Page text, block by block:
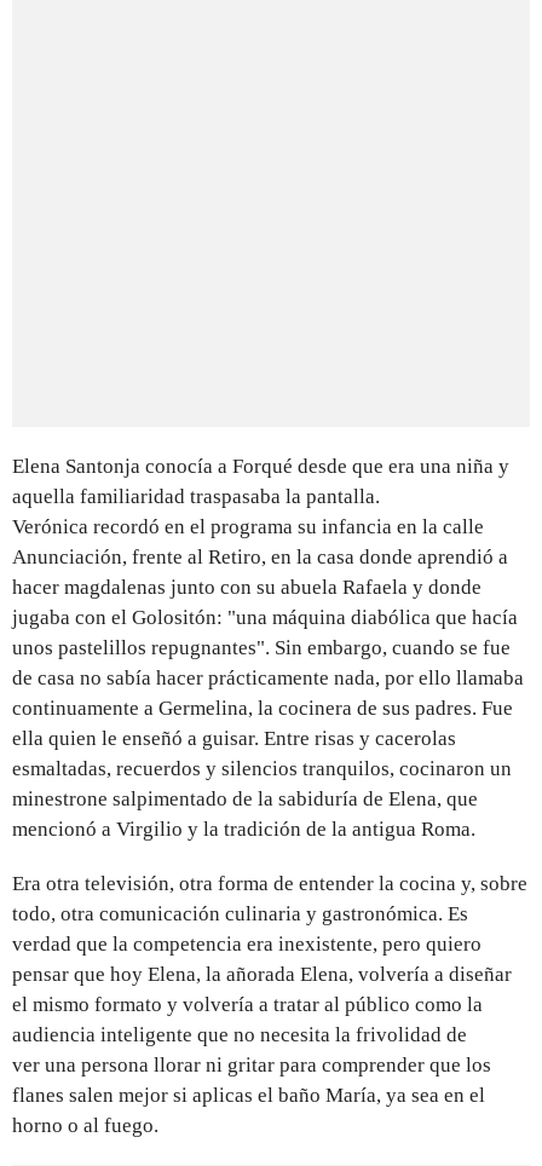
Elena Santonja conocía a Forqué desde que era una niña y
aquella familiaridad traspasaba la pantalla.
Verónica recordó en el programa su infancia en la calle
Anunciación, frente al Retiro, en la casa donde aprendió a
hacer magdalenas junto con su abuela Rafaela y donde
jugaba con el Golositón: "una máquina diabólica que hacía
unos pastelillos repugnantes". Sin embargo, cuando se fue
de casa no sabía hacer prácticamente nada, por ello llamaba
continuamente a Germelina, la cocinera de sus padres. Fue
ella quien le enseñó a guisar. Entre risas y cacerolas
esmaltadas, recuerdos y silencios tranquilos, cocinaron un
minestrone salpimentado de la sabiduría de Elena, que
mencionó a Virgilio y la tradición de la antigua Roma.
Era otra televisión, otra forma de entender la cocina y, sobre
todo, otra comunicación culinaria y gastronómica. Es
verdad que la competencia era inexistente, pero quiero
pensar que hoy Elena, la añorada Elena, volvería a diseñar
el mismo formato y volvería a tratar al público como la
audiencia inteligente que no necesita la frivolidad de
ver una persona llorar ni gritar para comprender que los
flanes salen mejor si aplicas el baño María, ya sea en el
horno o al fuego.